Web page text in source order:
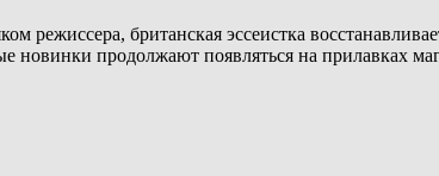
режиссера, британская эссеистка
продолжают появляться на прилавках